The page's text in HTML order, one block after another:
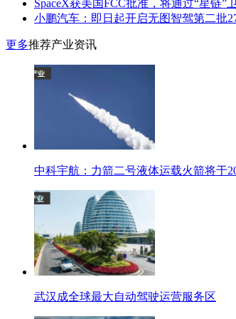
SpaceX获美国FCC批准，将通过“星链”
小鹏汽车：即日起开启无图智驾第二批
更多推荐产业资讯
中科宇航：力箭二号液体运载火箭将于
武汉成全球最大自动驾驶运营服务区